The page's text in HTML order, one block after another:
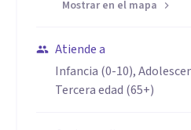
Mostrar en el mapa
Atiende a
Infancia (0-10),
Tercera edad (65+)